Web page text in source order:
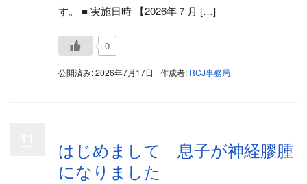
す。 ■ 実施日時 【2026年７月 […]
0
公開済み: 2026年7月17日 作成者: RCJ事務局
はじめまして 息子が神経膠腫
になりました